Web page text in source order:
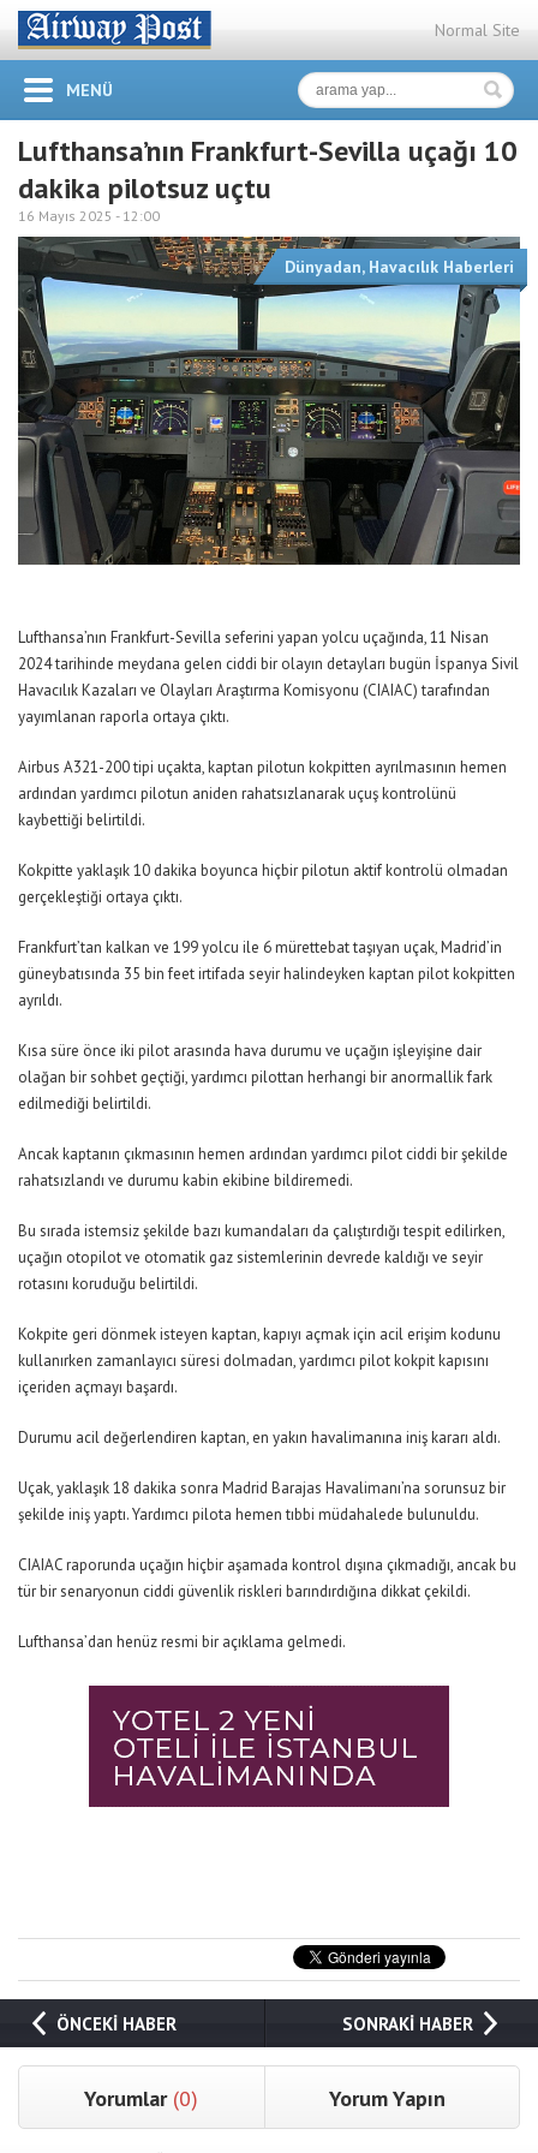
Normal Site
MENÜ
Lufthansa’nın Frankfurt-Sevilla uçağı 10
dakika pilotsuz uçtu
16 Mayıs 2025 - 12:00
Dünyadan, Havacılık Haberleri
Lufthansa’nın Frankfurt-Sevilla seferini yapan yolcu uçağında, 11 Nisan
2024 tarihinde meydana gelen ciddi bir olayın detayları bugün İspanya Sivil
Havacılık Kazaları ve Olayları Araştırma Komisyonu (CIAIAC) tarafından
yayımlanan raporla ortaya çıktı.
Airbus A321-200 tipi uçakta, kaptan pilotun kokpitten ayrılmasının hemen
ardından yardımcı pilotun aniden rahatsızlanarak uçuş kontrolünü
kaybettiği belirtildi.
Kokpitte yaklaşık 10 dakika boyunca hiçbir pilotun aktif kontrolü olmadan
gerçekleştiği ortaya çıktı.
Frankfurt’tan kalkan ve 199 yolcu ile 6 mürettebat taşıyan uçak, Madrid’in
güneybatısında 35 bin feet irtifada seyir halindeyken kaptan pilot kokpitten
ayrıldı.
Kısa süre önce iki pilot arasında hava durumu ve uçağın işleyişine dair
olağan bir sohbet geçtiği, yardımcı pilottan herhangi bir anormallik fark
edilmediği belirtildi.
Ancak kaptanın çıkmasının hemen ardından yardımcı pilot ciddi bir şekilde
rahatsızlandı ve durumu kabin ekibine bildiremedi.
Bu sırada istemsiz şekilde bazı kumandaları da çalıştırdığı tespit edilirken,
uçağın otopilot ve otomatik gaz sistemlerinin devrede kaldığı ve seyir
rotasını koruduğu belirtildi.
Kokpite geri dönmek isteyen kaptan, kapıyı açmak için acil erişim kodunu
kullanırken zamanlayıcı süresi dolmadan, yardımcı pilot kokpit kapısını
içeriden açmayı başardı.
Durumu acil değerlendiren kaptan, en yakın havalimanına iniş kararı aldı.
Uçak, yaklaşık 18 dakika sonra Madrid Barajas Havalimanı’na sorunsuz bir
şekilde iniş yaptı. Yardımcı pilota hemen tıbbi müdahalede bulunuldu.
CIAIAC raporunda uçağın hiçbir aşamada kontrol dışına çıkmadığı, ancak bu
tür bir senaryonun ciddi güvenlik riskleri barındırdığına dikkat çekildi.
Lufthansa’dan henüz resmi bir açıklama gelmedi.
ÖNCEKİ HABER SONRAKİ HABER
Yorumlar (0) Yorum Yapın